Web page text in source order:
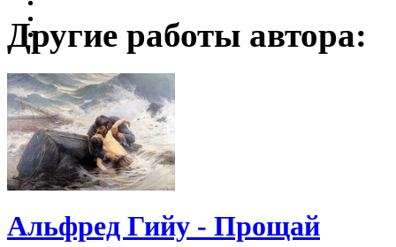
Другие работы автора:
Альфред Гийу - Прощай